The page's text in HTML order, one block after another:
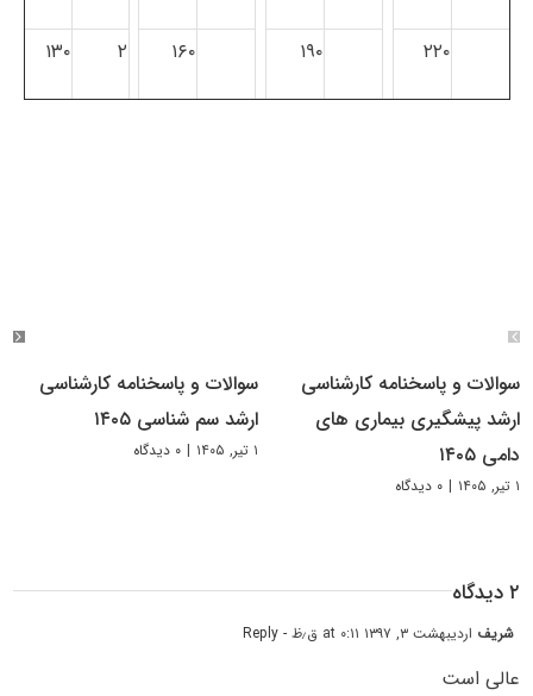
۲۲۰ ۱۹۰ ۱۶۰ ۲ ۱۳۰
سوالات و پاسخنامه کارشناسی
ارشد پیشگیری بیماری های
دامی ۱۴۰۵
۱ تیر, ۱۴۰۵ | ۰ دیدگاه
سوالات و پاسخنامه کارشناسی
ارشد سم شناسی ۱۴۰۵
۱ تیر, ۱۴۰۵ | ۰ دیدگاه
۲ دیدگاه
شریف اردیبهشت ۳, ۱۳۹۷ at ۰:۱۱ ق٫ظ - Reply
عالی است